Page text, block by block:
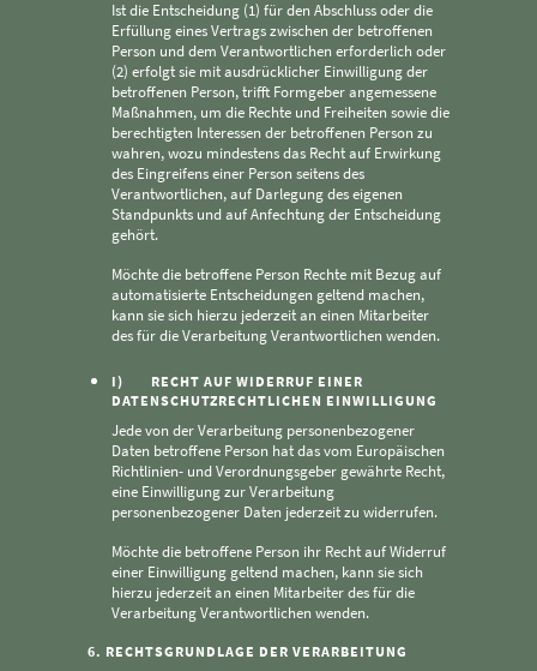
Ist die Entscheidung (1) für den Abschluss oder die
Erfüllung eines Vertrags zwischen der betroffenen
Person und dem Verantwortlichen erforderlich oder
(2) erfolgt sie mit ausdrücklicher Einwilligung der
betroffenen Person, trifft Formgeber angemessene
Maßnahmen, um die Rechte und Freiheiten sowie die
berechtigten Interessen der betroffenen Person zu
wahren, wozu mindestens das Recht auf Erwirkung
des Eingreifens einer Person seitens des
Verantwortlichen, auf Darlegung des eigenen
Standpunkts und auf Anfechtung der Entscheidung
gehört.
Möchte die betroffene Person Rechte mit Bezug auf
automatisierte Entscheidungen geltend machen,
kann sie sich hierzu jederzeit an einen Mitarbeiter
des für die Verarbeitung Verantwortlichen wenden.
I) RECHT AUF WIDERRUF EINER
DATENSCHUTZRECHTLICHEN EINWILLIGUNG
Jede von der Verarbeitung personenbezogener
Daten betroffene Person hat das vom Europäischen
Richtlinien- und Verordnungsgeber gewährte Recht,
eine Einwilligung zur Verarbeitung
personenbezogener Daten jederzeit zu widerrufen.
Möchte die betroffene Person ihr Recht auf Widerruf
einer Einwilligung geltend machen, kann sie sich
hierzu jederzeit an einen Mitarbeiter des für die
Verarbeitung Verantwortlichen wenden.
6. RECHTSGRUNDLAGE DER VERARBEITUNG